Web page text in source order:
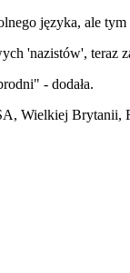
języka, ale tym
'nazistów', teraz
- dodała.
Wielkiej Brytanii,